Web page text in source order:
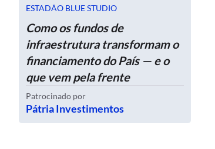
ESTADÃO BLUE STUDIO
Como os fundos de
infraestrutura transformam o
financiamento do País — e o
que vem pela frente
Patrocinado por
Pátria Investimentos